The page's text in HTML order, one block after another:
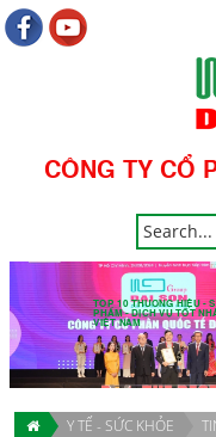
CÔNG TY CỔ
TOP 10 THƯƠNG HIỆU -
PHẨM - DỊCH VỤ TỐT
VIỆT NAM
Y TẾ - SỨC KHỎE